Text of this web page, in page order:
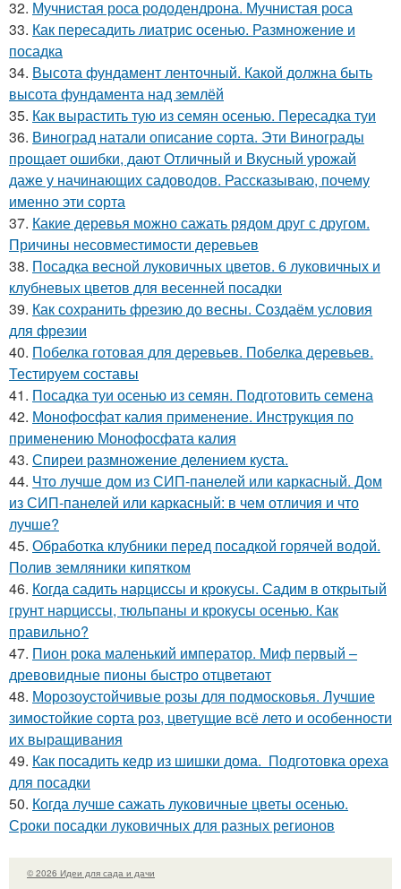
32. Мучнистая роса рододендрона. Мучнистая роса
33. Как пересадить лиатрис осенью. Размножение и
посадка
34. Высота фундамент ленточный. Какой должна быть
высота фундамента над землёй
35. Как вырастить тую из семян осенью. Пересадка туи
36. Виноград натали описание сорта. Эти Винограды
прощает ошибки, дают Отличный и Вкусный урожай
даже у начинающих садоводов. Рассказываю, почему
именно эти сорта
37. Какие деревья можно сажать рядом друг с другом.
Причины несовместимости деревьев
38. Посадка весной луковичных цветов. 6 луковичных и
клубневых цветов для весенней посадки
39. Как сохранить фрезию до весны. Создаём условия
для фрезии
40. Побелка готовая для деревьев. Побелка деревьев.
Тестируем составы
41. Посадка туи осенью из семян. Подготовить семена
42. Монофосфат калия применение. Инструкция по
применению Монофосфата калия
43. Спиреи размножение делением куста.
44. Что лучше дом из СИП-панелей или каркасный. Дом
из СИП-панелей или каркасный: в чем отличия и что
лучше?
45. Обработка клубники перед посадкой горячей водой.
Полив земляники кипятком
46. Когда садить нарциссы и крокусы. Садим в открытый
грунт нарциссы, тюльпаны и крокусы осенью. Как
правильно?
47. Пион рока маленький император. Миф первый –
древовидные пионы быстро отцветают
48. Морозоустойчивые розы для подмосковья. Лучшие
зимостойкие сорта роз, цветущие всё лето и особенности
их выращивания
49. Как посадить кедр из шишки дома. Подготовка ореха
для посадки
50. Когда лучше сажать луковичные цветы осенью.
Сроки посадки луковичных для разных регионов
© 2026 Идеи для сада и дачи